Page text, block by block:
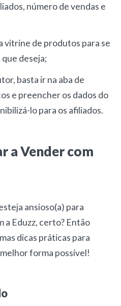
número de vendas e
vitrine de produtos para se
deseja;
basta ir na aba de
e preencher os dados do
lo para os afiliados.
a Vender com
ansioso(a) para
a Eduzz, certo? Então
dicas práticas para
forma possível!